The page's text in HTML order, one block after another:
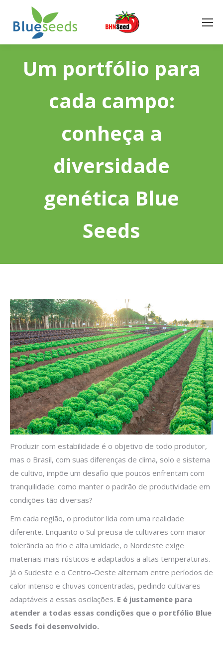
Um portfólio para
cada campo:
conheça a
diversidade
genética Blue
Seeds
Produzir com estabilidade é o objetivo de todo produtor,
mas o Brasil, com suas diferenças de clima, solo e sistema
de cultivo, impõe um desafio que poucos enfrentam com
tranquilidade: como manter o padrão de produtividade em
condições tão diversas?
Em cada região, o produtor lida com uma realidade
diferente. Enquanto o Sul precisa de cultivares com maior
tolerância ao frio e alta umidade, o Nordeste exige
materiais mais rústicos e adaptados a altas temperaturas.
Já o Sudeste e o Centro-Oeste alternam entre períodos de
calor intenso e chuvas concentradas, pedindo cultivares
adaptáveis a essas oscilações. E é justamente para
atender a todas essas condições que o portfólio Blue
Seeds foi desenvolvido.